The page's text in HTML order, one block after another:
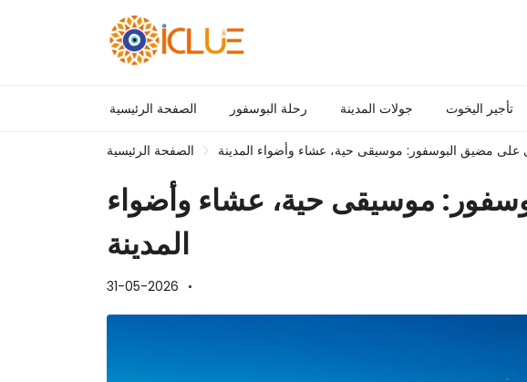
الصفحة الرئيسية رحلة البوسفور جولات المدينة تأجير اليخوت
الصفحة الرئيسية على مضيق البوسفور: موسيقى حية، عشاء وأضواء المدينة
موسيقى حية، عشاء وأضواء
المدينة
31-05-2026